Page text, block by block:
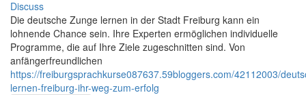
Discuss
Die deutsche Zunge lernen in der Stadt Freiburg kann ein
lohnende Chance sein. Ihre Experten ermöglichen individuelle
Programme, die auf Ihre Ziele zugeschnitten sind. Von
anfängerfreundlichen
https://freiburgsprachkurse087637.59bloggers.com/42112003/
lernen-freiburg-ihr-weg-zum-erfolg